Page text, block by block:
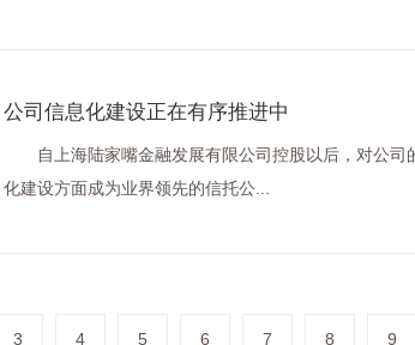
公司信息化建设正在有序推进中
自上海陆家嘴金融发展有限公司控股以后，对公司
化建设方面成为业界领先的信托公...
3 4 5 6 7 8 9